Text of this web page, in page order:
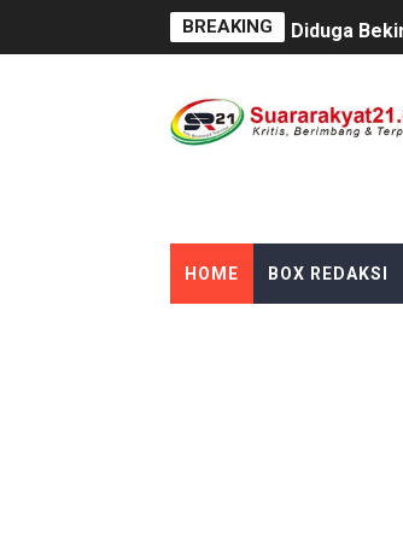
BREAKING Diduga
Proyek
Oknum
HOME BOX REDAKSI